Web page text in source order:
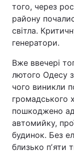
того, через
району
світла.
генератори.
Вже ввечері
лютого Одесу
чого виникли
громадського
пошкоджено
автомийку,
будинок. Без
близько пʼяти